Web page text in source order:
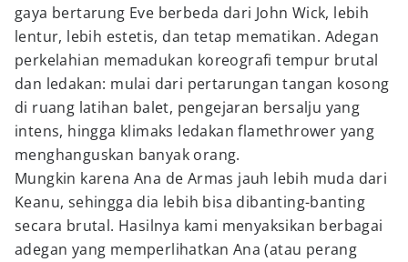
gaya bertarung Eve berbeda dari John Wick, lebih
lentur, lebih estetis, dan tetap mematikan. Adegan
perkelahian memadukan koreografi tempur brutal
dan ledakan: mulai dari pertarungan tangan kosong
di ruang latihan balet, pengejaran bersalju yang
intens, hingga klimaks ledakan flamethrower yang
menghanguskan banyak orang.
Mungkin karena Ana de Armas jauh lebih muda dari
Keanu, sehingga dia lebih bisa dibanting-banting
secara brutal. Hasilnya kami menyaksikan berbagai
adegan yang memperlihatkan Ana (atau perang